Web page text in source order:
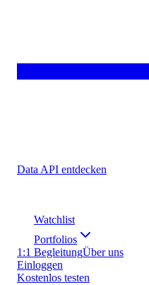
Data API entdecken
Watchlist
Portfolios
1:1 BegleitungÜber uns
Einloggen
Kostenlos testen